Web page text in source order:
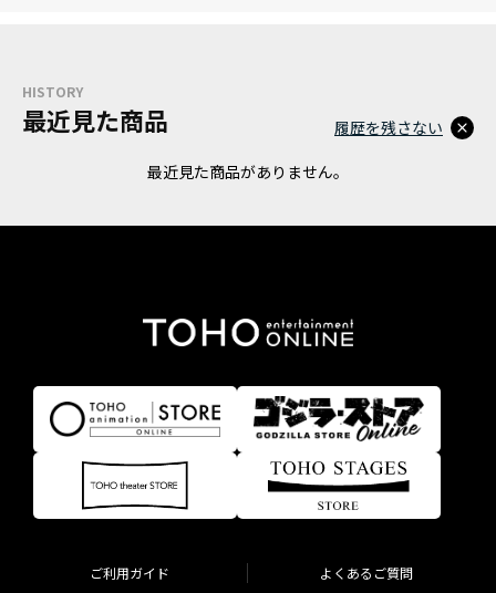
HISTORY
最近見た商品
最近見た商品がありません。
履歴を残さない
ご利用ガイド よくあるご質問